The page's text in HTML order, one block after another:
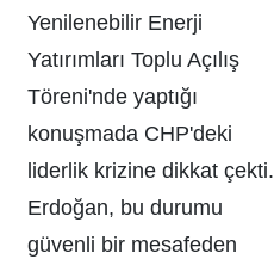
Yenilenebilir Enerji
Yatırımları Toplu Açılış
Töreni'nde yaptığı
konuşmada CHP'deki
liderlik krizine dikkat çekti.
Erdoğan, bu durumu
güvenli bir mesafeden